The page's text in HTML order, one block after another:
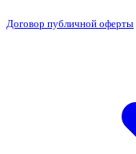
Договор публичной оферты